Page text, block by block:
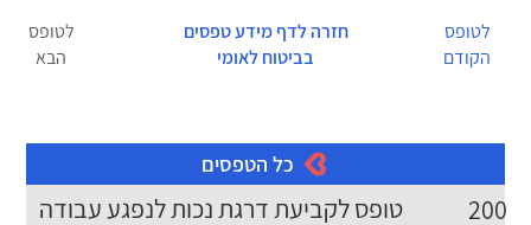
לטופס
הקודם
לטופס
הבא
חזרה לדף מידע טפסים
בביטוח לאומי
טופס לקביעת דרגת נכות לנפגע עבודה
200
כל הטפסים